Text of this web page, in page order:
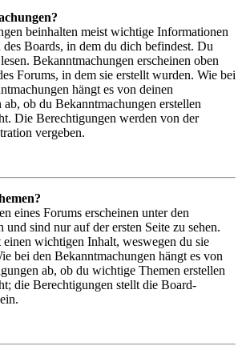
beinhalten meist wichtige Informationen
Boards, in dem du dich befindest. Du
Bekanntmachungen erscheinen oben
Forums, in dem sie erstellt wurden. Wie bei
hängt es von deinen
ob du Bekanntmachungen erstellen
Die Berechtigungen werden von der
vergeben.
eines Forums erscheinen unter den
sind nur auf der ersten Seite zu sehen.
einen wichtigen Inhalt, weswegen du sie
bei den Bekanntmachungen hängt es von
ab, ob du wichtige Themen erstellen
die Berechtigungen stellt die Board-